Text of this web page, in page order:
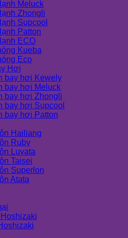
Meluck
Zhongli
Supcool
Patton
ECO
Kueba
Eco
Hơi
bay hơi Kewely
bay hơi Meluck
bay hơi Zhongli
bay hơi Supcool
bay hơi Patton
Hailiang
Ruby
Luvata
Taisei
Superlon
Atata